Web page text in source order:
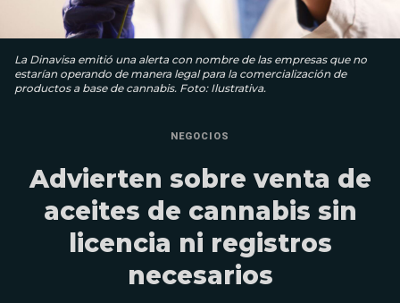
La Dinavisa emitió una alerta con nombre de las empresas que no
estarían operando de manera legal para la comercialización de
productos a base de cannabis. Foto: Ilustrativa.
NEGOCIOS
Advierten sobre venta de
aceites de cannabis sin
licencia ni registros
necesarios